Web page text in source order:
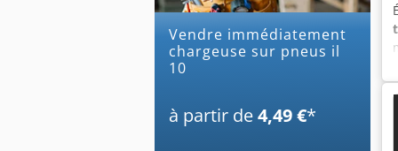
Vendre immédiatement
chargeuse sur pneus il
10
à partir de4,49 €*